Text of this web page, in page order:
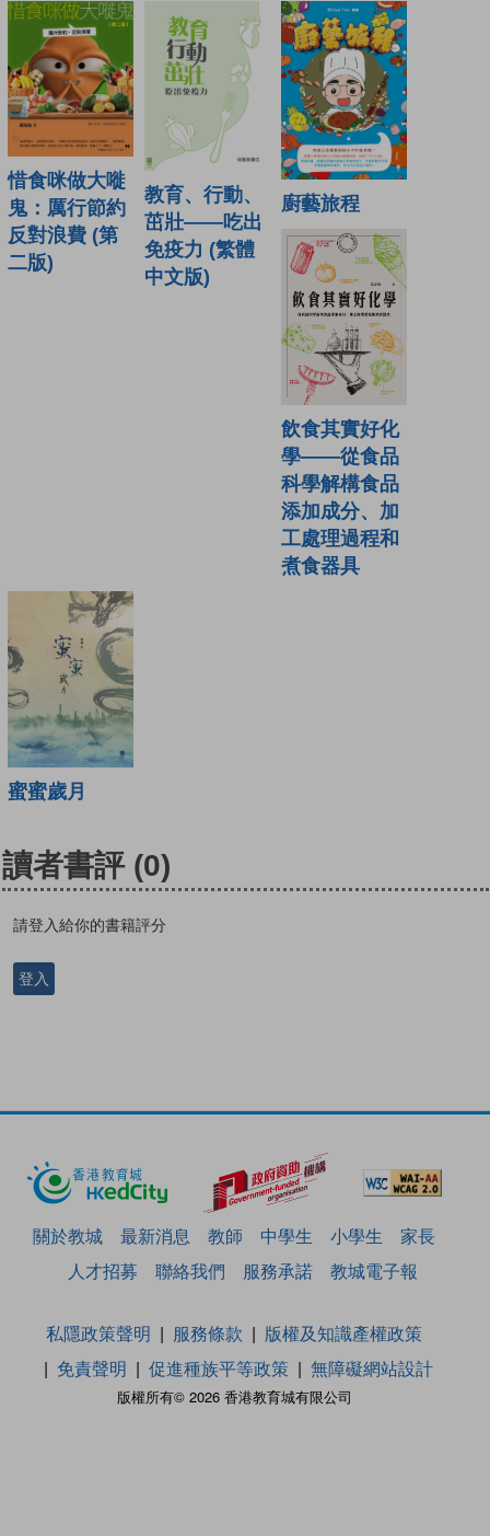
惜食咪做大嘥
鬼：厲行節約
反對浪費 (第
二版)
教育、行動、
茁壯——吃出
免疫力 (繁體
中文版)
廚藝旅程
飲食其實好化
學——從食品
科學解構食品
添加成分、加
工處理過程和
煮食器具
蜜蜜歲月
讀者書評 (0)
請登入給你的書籍評分
登入
關於教城 最新消息 教師 中學生 小學生
家長
人才招募
聯絡我們 服務承諾 教城電子報
版權所有© 2026 香港教育城有限公司
私隱政策聲明 服務條款
版權及知識產權政策
免責聲明
促進種族平等政策 無障礙網站設計